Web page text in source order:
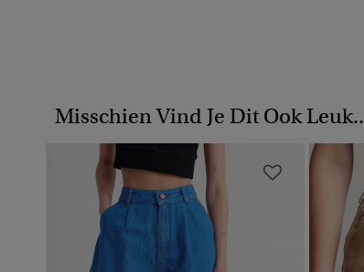
Misschien Vind Je Dit Ook Leuk..